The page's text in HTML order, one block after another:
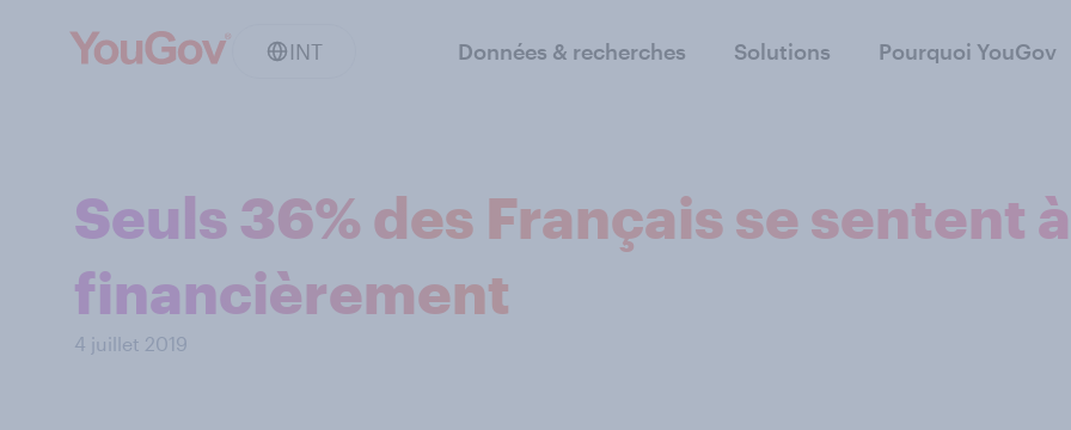
INT Données & recherches Solutions Pourquoi YouGov
Seuls 36% des Français se sentent à
financièrement
4 juillet 2019